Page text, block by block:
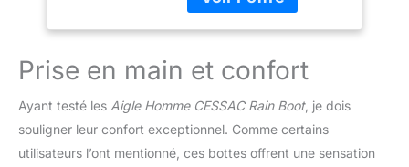
Prise en main et confort
Ayant testé les Aigle Homme CESSAC Rain Boot, je dois
souligner leur confort exceptionnel. Comme certains
utilisateurs l’ont mentionné, ces bottes offrent une sensation